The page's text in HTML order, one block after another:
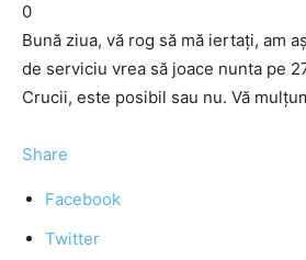
0
Bună ziua, vă rog să mă iertaţi, am
de serviciu vrea să joace nunta pe
Crucii, este posibil sau nu. Vă
Share
Facebook
Twitter